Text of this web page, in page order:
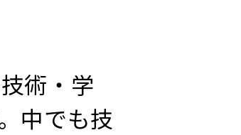
術・学
中でも技